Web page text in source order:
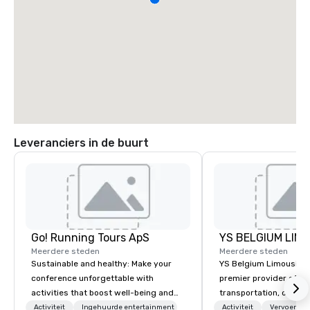
Leveranciers in de buurt
Go! Running Tours ApS
Meerdere steden
Sustainable and healthy: Make your
conference unforgettable with
activities that boost well-being and
lower carbon footprints. Explore the
Activiteit Ingehuurde entertainment
Meerdere steden
YS Belgium
premier provider of
transportation,
blend of elegance,
Activiteit Vervoer